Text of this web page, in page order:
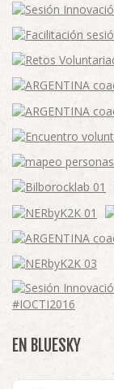
EN BLUESKY